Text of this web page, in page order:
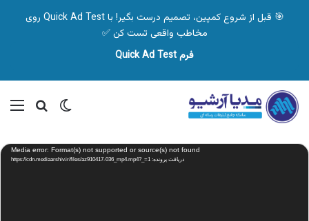
🎯 قبل از شروع کمپین، تصمیم درست بگیر! با Quick Ad Test روی
مخاطب واقعی تست کن ✅
فرم Quick Ad Test
تغییر پوسته
نمایشگر
ویدیو Media error: Format(s) not supported or source(s) not found
دریافت پرونده: https://cdn.mediaarshiv.ir/files/az910417-036_mp4.mp4?_=1